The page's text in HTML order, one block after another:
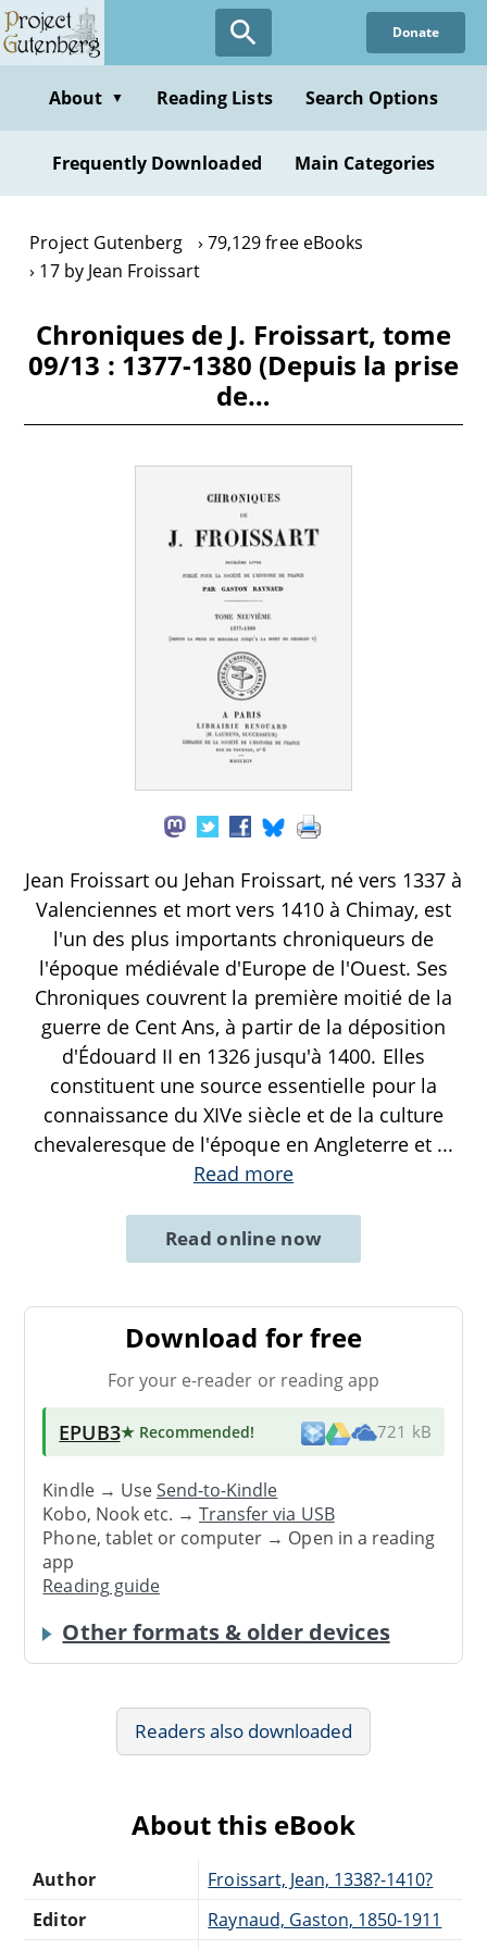
Skip
to
content
Donate
About ▼ Reading Lists Search Options
Frequently Downloaded Main Categories
Project Gutenberg
79,129 free eBooks
17 by Jean Froissart
Chroniques de J. Froissart, tome
09/13 : 1377-1380 (Depuis la prise
de…
Jean Froissart ou Jehan Froissart, né vers 1337 à
Valenciennes et mort vers 1410 à Chimay, est
l'un des plus importants chroniqueurs de
l'époque médiévale d'Europe de l'Ouest. Ses
Chroniques couvrent la première moitié de la
guerre de Cent Ans, à partir de la déposition
d'Édouard II en 1326 jusqu'à 1400. Elles
constituent une source essentielle pour la
connaissance du XIVe siècle et de la culture
chevaleresque de l'époque en Angleterre et ...
Read more
Read online now
Download for free
For your e-reader or reading app
EPUB3★ Recommended! 721 kB
Kindle → UseSend-to-Kindle
Kobo, Nook etc. →Transfer via USB
Phone, tablet or computer → Open in a reading
app
Reading guide
Other formats & older devices
Readers also downloaded
About this eBook
Author
Froissart, Jean, 1338?-1410?
Editor
Raynaud, Gaston, 1850-1911